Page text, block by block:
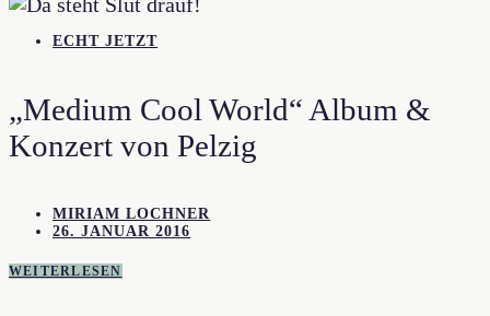
ECHT JETZT
„Medium Cool World“ Album &
Konzert von Pelzig
MIRIAM LOCHNER
26. JANUAR 2016
WEITERLESEN